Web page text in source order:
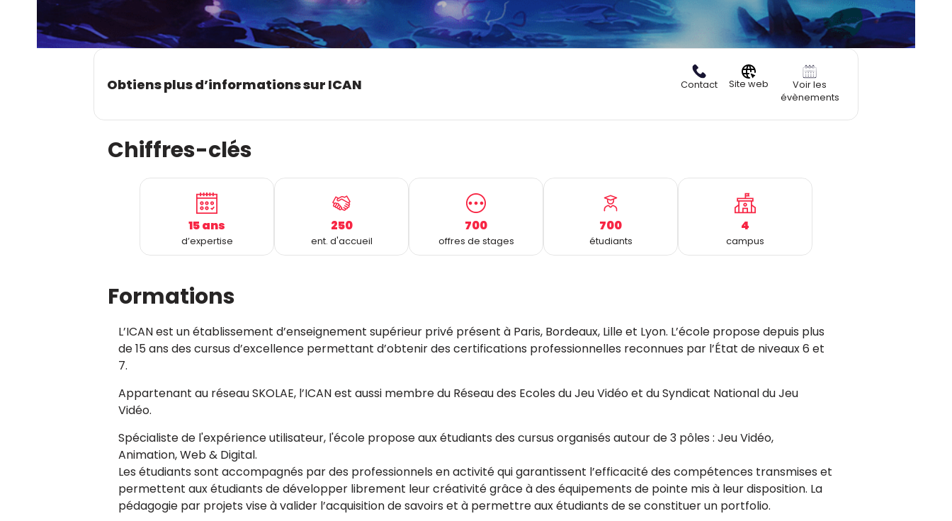
Obtiens plus d’informations sur ICAN Contact Site web
Voir les
évènements
Chiffres-clés
15 ans
d’expertise
250
ent. d'accueil
700
offres de stages
700
étudiants
4
campus
Formations
L’ICAN est un établissement d’enseignement supérieur privé présent à Paris, Bordeaux, Lille et Lyon. L’école propose depuis plus
de 15 ans des cursus d’excellence permettant d’obtenir des certifications professionnelles reconnues par l’État de niveaux 6 et
7.
Appartenant au réseau SKOLAE, l’ICAN est aussi membre du Réseau des Ecoles du Jeu Vidéo et du Syndicat National du Jeu
Vidéo.
Spécialiste de l'expérience utilisateur, l'école propose aux étudiants des cursus organisés autour de 3 pôles : Jeu Vidéo,
Animation, Web & Digital.
Les étudiants sont accompagnés par des professionnels en activité qui garantissent l’efficacité des compétences transmises et
permettent aux étudiants de développer librement leur créativité grâce à des équipements de pointe mis à leur disposition. La
pédagogie par projets vise à valider l’acquisition de savoirs et à permettre aux étudiants de se constituer un portfolio.